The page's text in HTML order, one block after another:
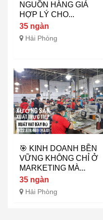
NGUỒN HÀNG GIÁ
HỢP LÝ CHO...
35 ngàn
Hải Phòng
🎯 KINH DOANH BỀN
VỮNG KHÔNG CHỈ Ở
MARKETING MÀ...
35 ngàn
Hải Phòng